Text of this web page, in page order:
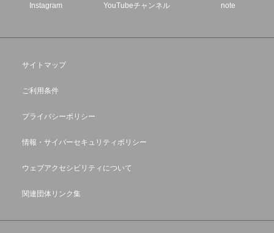
Instagram YouTubeチャンネル note
サイトマップ
ご利用条件
プライバシーポリシー
情報・サイバーセキュリティポリシー
ウェブアクセシビリティについて
関連団体リンク集